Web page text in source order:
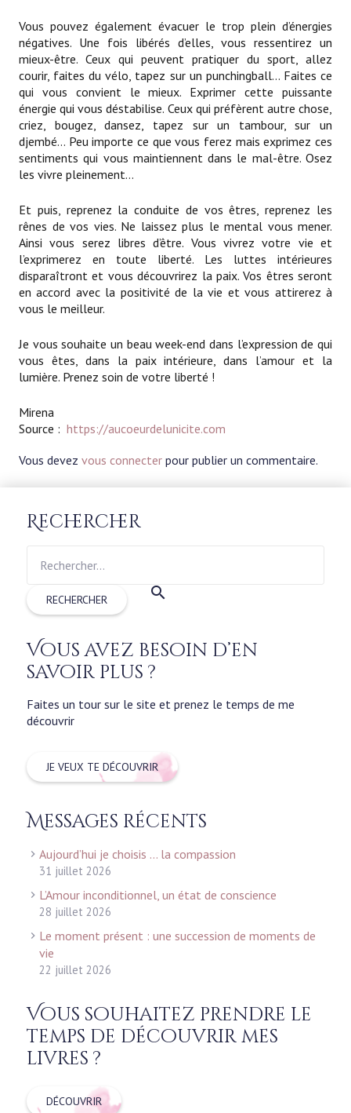
Vous pouvez également évacuer le trop plein d’énergies
négatives. Une fois libérés d’elles, vous ressentirez un
mieux-être. Ceux qui peuvent pratiquer du sport, allez
courir, faites du vélo, tapez sur un punchingball… Faites ce
qui vous convient le mieux. Exprimer cette puissante
énergie qui vous déstabilise. Ceux qui préfèrent autre chose,
criez, bougez, dansez, tapez sur un tambour, sur un
djembé… Peu importe ce que vous ferez mais exprimez ces
sentiments qui vous maintiennent dans le mal-être. Osez
les vivre pleinement…
Et puis, reprenez la conduite de vos êtres, reprenez les
rênes de vos vies. Ne laissez plus le mental vous mener.
Ainsi vous serez libres d’être. Vous vivrez votre vie et
l’exprimerez en toute liberté. Les luttes intérieures
disparaîtront et vous découvrirez la paix. Vos êtres seront
en accord avec la positivité de la vie et vous attirerez à
vous le meilleur.
Je vous souhaite un beau week-end dans l’expression de qui
vous êtes, dans la paix intérieure, dans l’amour et la
lumière. Prenez soin de votre liberté !
Mirena
Source : https://aucoeurdelunicite.com
Vous devez vous connecter pour publier un commentaire.
Rechercher
Vous avez besoin d’en
savoir plus ?
Faites un tour sur le site et prenez le temps de me
découvrir
JE VEUX TE DÉCOUVRIR
Messages récents
Aujourd’hui je choisis … la compassion
31 juillet 2026
L’Amour inconditionnel, un état de conscience
28 juillet 2026
Le moment présent : une succession de moments de
vie
22 juillet 2026
Vous souhaitez prendre le
temps de découvrir mes
livres ?
DÉCOUVRIR